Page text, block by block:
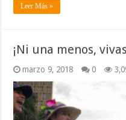
Leer Más »
¡Ni una menos,
marzo 9, 2018 0